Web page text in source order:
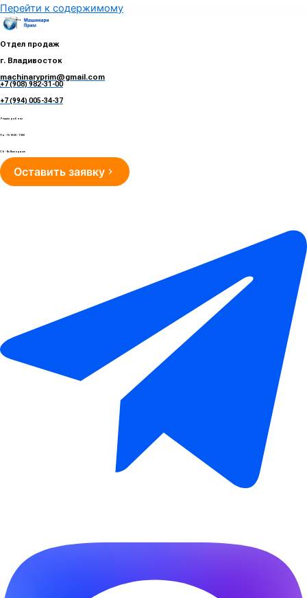
Перейти к содержимому
Отдел продаж
г. Владивосток
machinaryprim@gmail.com
+7 (908) 982-31-00
+7 (994) 005-34-37
Режим работы
Пн - Пт 10:00 - 19:00
Сб - Вс Выходные
Оставить заявку